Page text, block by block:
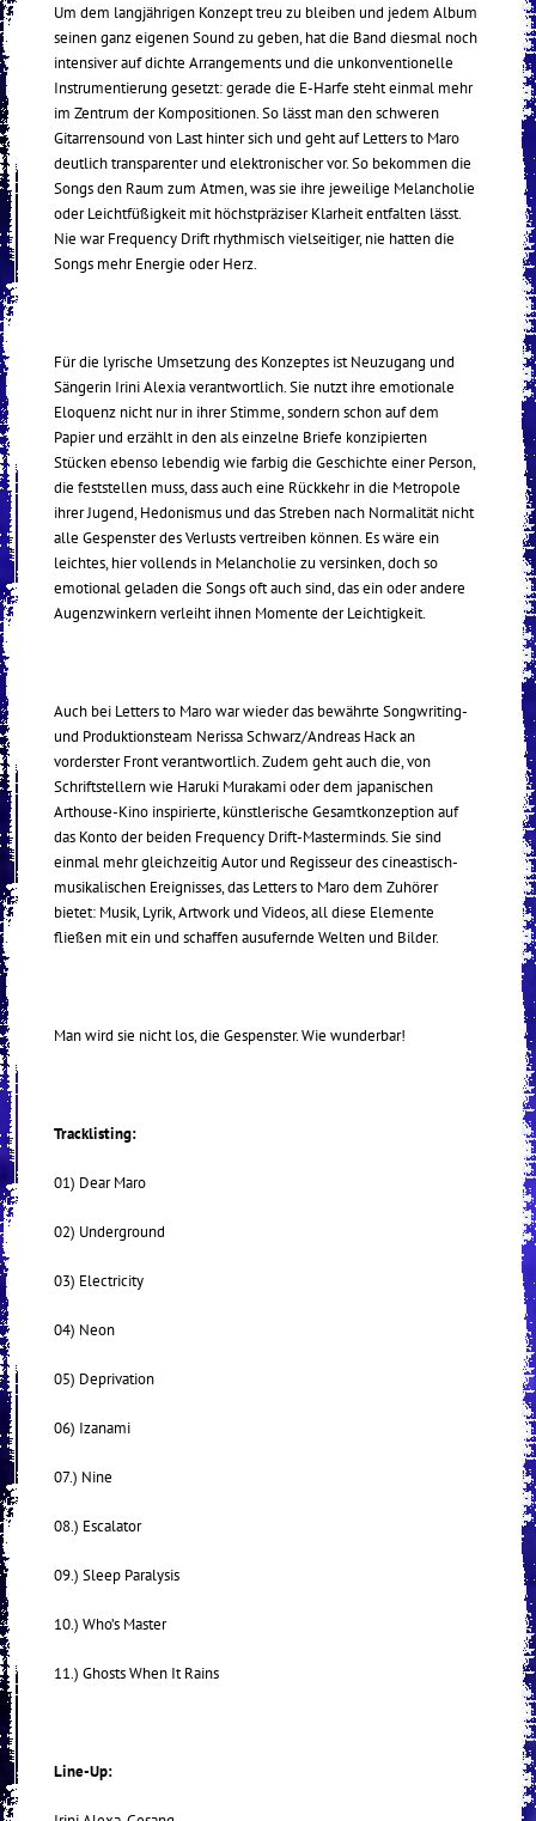
Um dem langjährigen Konzept treu zu bleiben und jedem Album
seinen ganz eigenen Sound zu geben, hat die Band diesmal noch
intensiver auf dichte Arrangements und die unkonventionelle
Instrumentierung gesetzt: gerade die E-Harfe steht einmal mehr
im Zentrum der Kompositionen. So lässt man den schweren
Gitarrensound von Last hinter sich und geht auf Letters to Maro
deutlich transparenter und elektronischer vor. So bekommen die
Songs den Raum zum Atmen, was sie ihre jeweilige Melancholie
oder Leichtfüßigkeit mit höchstpräziser Klarheit entfalten lässt.
Nie war Frequency Drift rhythmisch vielseitiger, nie hatten die
Songs mehr Energie oder Herz.
Für die lyrische Umsetzung des Konzeptes ist Neuzugang und
Sängerin Irini Alexia verantwortlich. Sie nutzt ihre emotionale
Eloquenz nicht nur in ihrer Stimme, sondern schon auf dem
Papier und erzählt in den als einzelne Briefe konzipierten
Stücken ebenso lebendig wie farbig die Geschichte einer Person,
die feststellen muss, dass auch eine Rückkehr in die Metropole
ihrer Jugend, Hedonismus und das Streben nach Normalität nicht
alle Gespenster des Verlusts vertreiben können. Es wäre ein
leichtes, hier vollends in Melancholie zu versinken, doch so
emotional geladen die Songs oft auch sind, das ein oder andere
Augenzwinkern verleiht ihnen Momente der Leichtigkeit.
Auch bei Letters to Maro war wieder das bewährte Songwriting-
und Produktionsteam Nerissa Schwarz/Andreas Hack an
vorderster Front verantwortlich. Zudem geht auch die, von
Schriftstellern wie Haruki Murakami oder dem japanischen
Arthouse-Kino inspirierte, künstlerische Gesamtkonzeption auf
das Konto der beiden Frequency Drift-Masterminds. Sie sind
einmal mehr gleichzeitig Autor und Regisseur des cineastisch-
musikalischen Ereignisses, das Letters to Maro dem Zuhörer
bietet: Musik, Lyrik, Artwork und Videos, all diese Elemente
fließen mit ein und schaffen ausufernde Welten und Bilder.
Man wird sie nicht los, die Gespenster. Wie wunderbar!
Tracklisting:
01) Dear Maro
02) Underground
03) Electricity
04) Neon
05) Deprivation
06) Izanami
07.) Nine
08.) Escalator
09.) Sleep Paralysis
10.) Who’s Master
11.) Ghosts When It Rains
Line-Up: